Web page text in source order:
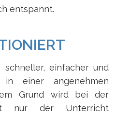
entspannt.
einfacher und
in einer angenehmen
Grund wird bei der
nur der Unterricht